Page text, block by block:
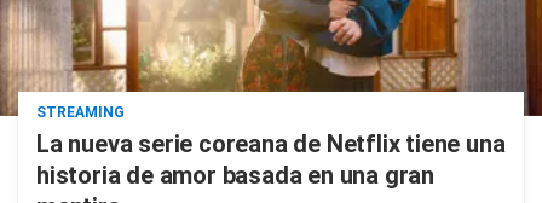
STREAMING
La nueva serie coreana de Netflix tiene una
historia de amor basada en una gran